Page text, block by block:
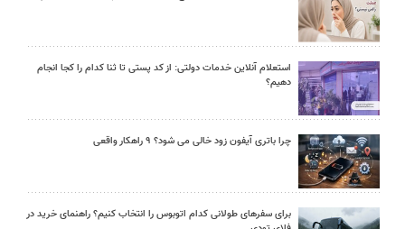
استعلام آنلاین خدمات دولتی: از کد پستی تا ثنا کدام را کجا انجام
دهیم؟
چرا باتری آیفون زود خالی می شود؟ ۹ راهکار واقعی
برای سفرهای طولانی کدام اتوبوس را انتخاب کنیم؟ راهنمای خرید در